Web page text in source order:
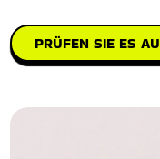
PRÜFEN SIE ES